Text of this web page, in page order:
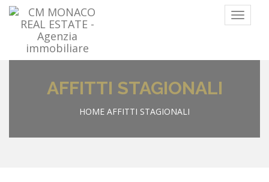
Menu
AFFITTI STAGIONALI
HOME AFFITTI STAGIONALI